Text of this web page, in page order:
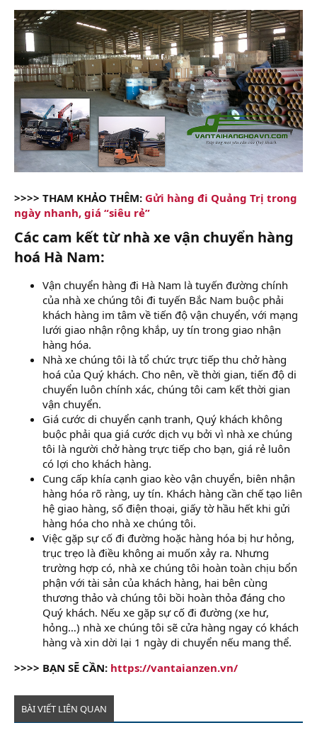
>>>> THAM KHẢO THÊM: Gửi hàng đi Quảng Trị trong
ngày nhanh, giá “siêu rẻ”
Các cam kết từ nhà xe vận chuyển hàng
hoá Hà Nam:​
Vận chuyển hàng đi Hà Nam là tuyến đường chính
của nhà xe chúng tôi đi tuyến Bắc Nam buộc phải
khách hàng im tâm về tiến độ vận chuyển, với mạng
lưới giao nhận rộng khắp, uy tín trong giao nhận
hàng hóa.
Nhà xe chúng tôi là tổ chức trực tiếp thu chở hàng
hoá của Quý khách. Cho nên, về thời gian, tiến độ di
chuyển luôn chính xác, chúng tôi cam kết thời gian
vận chuyển.
Giá cước di chuyển cạnh tranh, Quý khách không
buộc phải qua giá cước dịch vụ bởi vì nhà xe chúng
tôi là người chở hàng trực tiếp cho bạn, giá rẻ luôn
có lợi cho khách hàng.
Cung cấp khía cạnh giao kèo vận chuyển, biên nhận
hàng hóa rõ ràng, uy tín. Khách hàng cần chế tạo liên
hệ giao hàng, số điện thoại, giấy tờ hầu hết khi gửi
hàng hóa cho nhà xe chúng tôi.
Việc gặp sự cố đi đường hoặc hàng hóa bị hư hỏng,
trục trẹo là điều không ai muốn xảy ra. Nhưng
trường hợp có, nhà xe chúng tôi hoàn toàn chịu bổn
phận với tài sản của khách hàng, hai bên cùng
thương thảo và chúng tôi bồi hoàn thỏa đáng cho
Quý khách. Nếu xe gặp sự cố đi đường (xe hư,
hỏng…) nhà xe chúng tôi sẽ cửa hàng ngay có khách
hàng và xin dời lại 1 ngày di chuyển nếu mang thể.
>>>> BẠN SẼ CẦN: https://vantaianzen.vn/
BÀI VIẾT LIÊN QUAN